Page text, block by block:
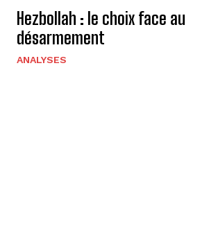
Hezbollah : le choix face au
désarmement
ANALYSES